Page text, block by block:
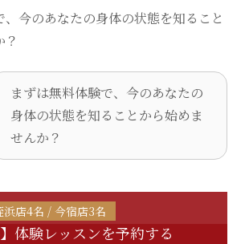
、今のあなたの身体の状態を知ること
まずは無料体験で、今のあなたの
身体の状態を知ることから始めま
せんか？
浜店4名 / 今宿店3名
】体験レッスンを予約する